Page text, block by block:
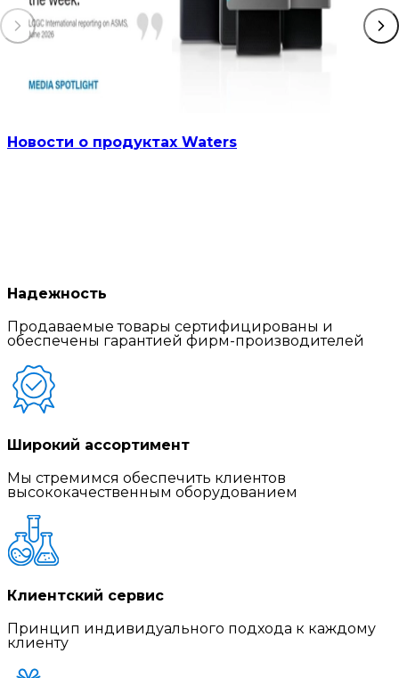
Новости о продуктах Waters
Надежность
Продаваемые товары сертифицированы и
обеспечены гарантией фирм-производителей
Широкий ассортимент
Мы стремимся обеспечить клиентов
высококачественным оборудованием
Клиентский сервис
Принцип индивидуального подхода к каждому
клиенту